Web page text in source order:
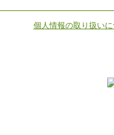
個人情報の取り扱い